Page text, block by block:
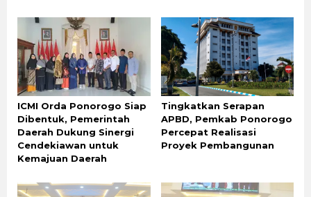
ICMI Orda Ponorogo Siap
Dibentuk, Pemerintah
Daerah Dukung Sinergi
Cendekiawan untuk
Kemajuan Daerah
Tingkatkan Serapan
APBD, Pemkab Ponorogo
Percepat Realisasi
Proyek Pembangunan